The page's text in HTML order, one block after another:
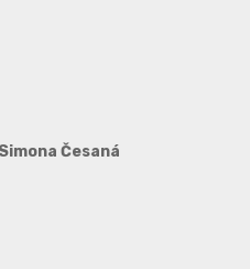
Simona Česaná